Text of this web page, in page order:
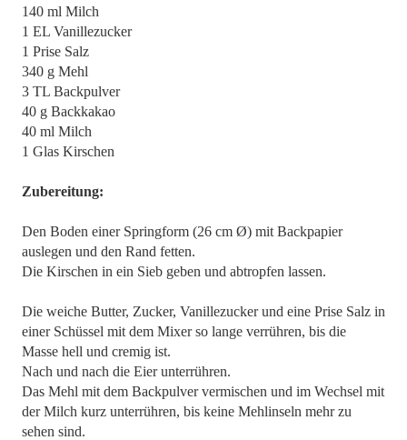
140 ml Milch
1 EL Vanillezucker
1 Prise Salz
340 g Mehl
3 TL Backpulver
40 g Backkakao
40 ml Milch
1 Glas Kirschen
Zubereitung:
Den Boden einer Springform (26 cm Ø) mit Backpapier
auslegen und den Rand fetten.
Die Kirschen in ein Sieb geben und abtropfen lassen.
Die weiche Butter, Zucker, Vanillezucker und eine Prise Salz in
einer Schüssel mit dem Mixer so lange verrühren, bis die
Masse hell und cremig ist.
Nach und nach die Eier unterrühren.
Das Mehl mit dem Backpulver vermischen und im Wechsel mit
der Milch kurz unterrühren, bis keine Mehlinseln mehr zu
sehen sind.